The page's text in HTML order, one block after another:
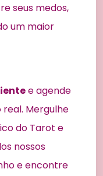
seus medos,
um maior
e agende
Mergulhe
do Tarot e
nossos
e encontre